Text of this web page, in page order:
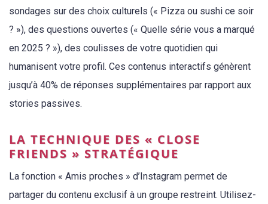
sondages sur des choix culturels (« Pizza ou sushi ce soir
? »), des questions ouvertes (« Quelle série vous a marqué
en 2025 ? »), des coulisses de votre quotidien qui
humanisent votre profil. Ces contenus interactifs génèrent
jusqu’à 40% de réponses supplémentaires par rapport aux
stories passives.
LA TECHNIQUE DES « CLOSE
FRIENDS » STRATÉGIQUE
La fonction « Amis proches » d’Instagram permet de
partager du contenu exclusif à un groupe restreint. Utilisez-